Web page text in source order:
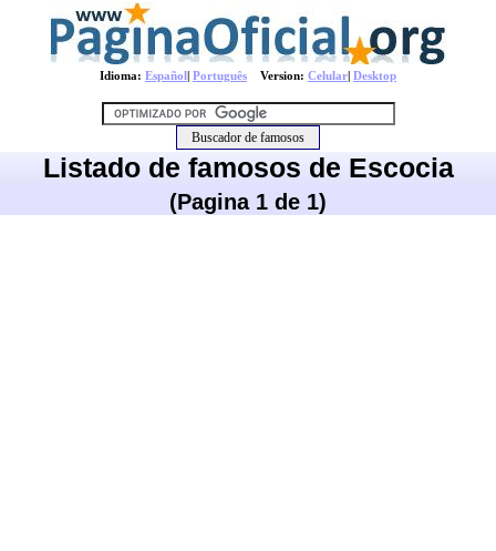
Idioma: Español| Português Version: Celular| Desktop
Listado de famosos de Escocia
(Pagina 1 de 1)